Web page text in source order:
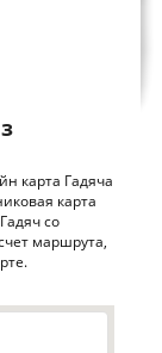
карта Гадяча
карта
со
маршрута,